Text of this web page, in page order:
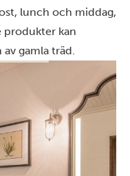
lunch och middag,
produkter kan
gamla träd.